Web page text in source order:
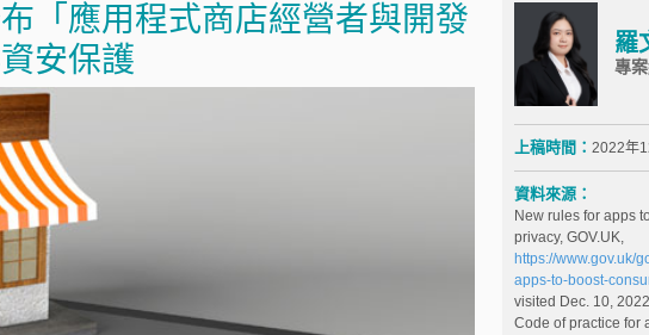
「應用程式商店經營者與開發
安保護
羅
專
上稿時間： 2022年
資料來源：
New rules for apps
privacy, GOV.UK,
https://www.gov.uk/
apps-to-boost-
visited Dec. 10,
Code of practice for